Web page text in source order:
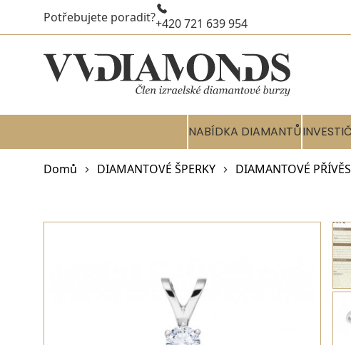
Potřebujete poradit?+420 721 639 954
NABÍDKA DIAMANTŮ
Domů DIAMANTOVÉ ŠPERKY DIAMANTOVÉ